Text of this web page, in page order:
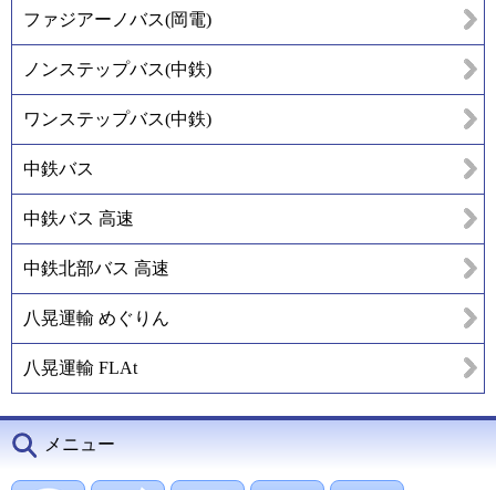
ファジアーノバス(岡電)
ノンステップバス(中鉄)
ワンステップバス(中鉄)
中鉄バス
中鉄バス 高速
中鉄北部バス 高速
八晃運輸 めぐりん
八晃運輸 FLAt
メニュー